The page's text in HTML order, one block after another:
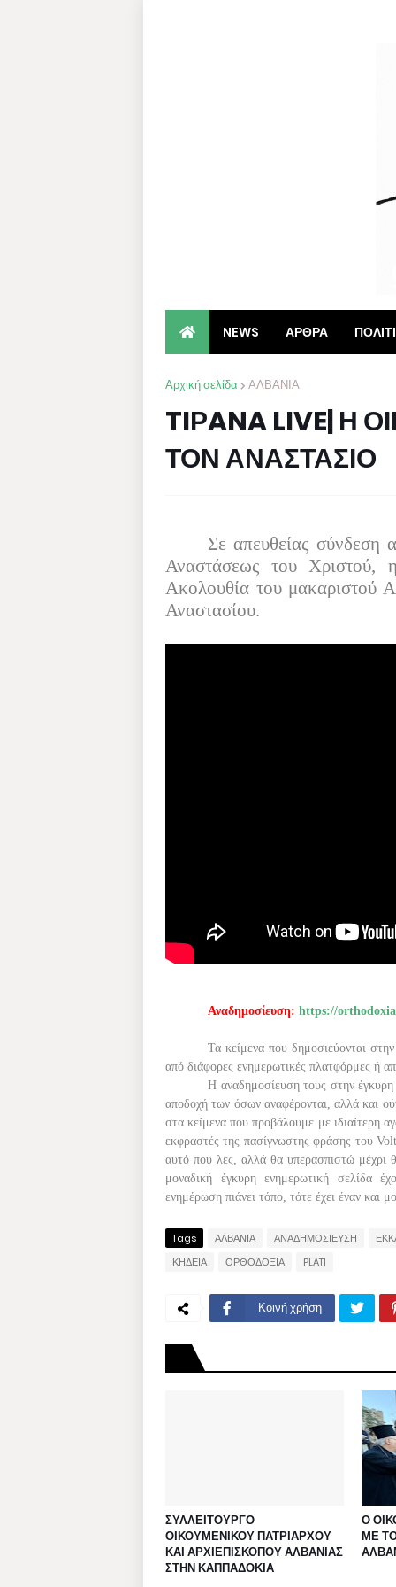
NEWS ΑΡΘΡΑ
Αρχική σελίδα ΑΛΒΑΝΙΑ
TIΡANA LIVE| Η
ΤΟΝ ΑΝΑΣΤΑΣΙΟ
Σε απευθείας σύνδεση
Αναστάσεως του Χριστού,
Ακολουθία του μακαριστού
Αναστασίου.
Αναδημοσίευση: https://
Τα κείμενα που δημοσιεύονται
από διάφορες ενημερωτικές πλατφόρμες ή
Η αναδημοσίευση τους στην έγκυρη
αποδοχή των όσων αναφέρονται, αλλά και
στα κείμενα που προβάλουμε με ιδιαίτερη
εκφραστές της πασίγνωστης φράσης του
αυτό που λες, αλλά θα υπερασπιστώ μέχρι
μοναδική έγκυρη ενημερωτική σελίδα
ενημέρωση πιάνει τόπο, τότε έχει έναν και
Tags ΑΛΒΑΝΙΑ ΑΝΑΔΗΜΟΣΙΕΥΣΗ
ΚΗΔΕΙΑ
ΟΡΘΟΔΟΞΙΑ PLATI
Κοινή χρήση
ΣΥΛΛΕΙΤΟΥΡΓΟ
ΟΙΚΟΥΜΕΝΙΚΟΥ ΠΑΤΡΙΑΡΧΟΥ
ΚΑΙ ΑΡΧΙΕΠΙΣΚΟΠΟΥ ΑΛΒΑΝΙΑΣ
ΣΤΗΝ ΚΑΠΠΑΔΟΚΙΑ
Ο
ΜΕ